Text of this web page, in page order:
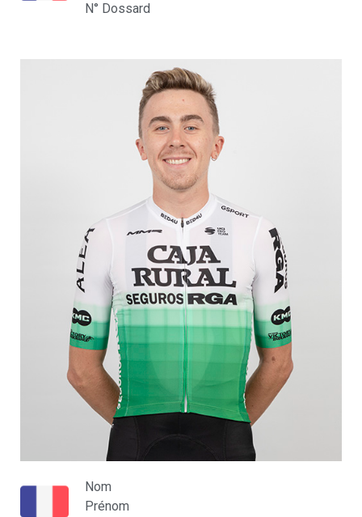
N° Dossard
Nom
Prénom